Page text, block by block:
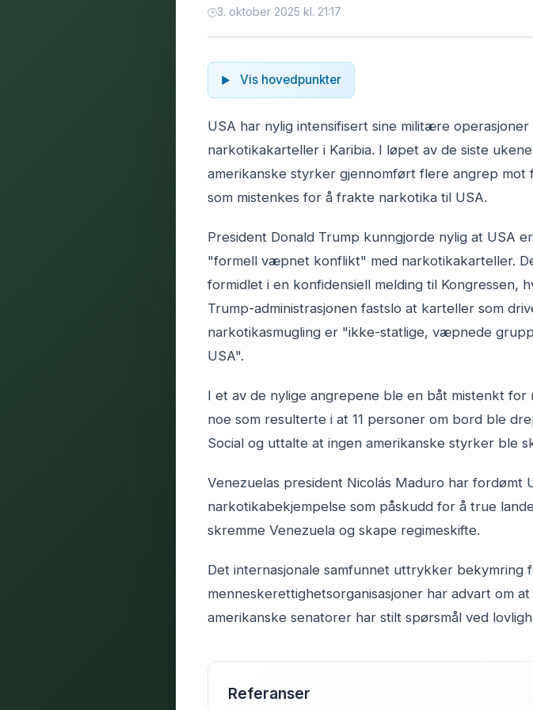
3. oktober 2025 kl. 21:17
Vis hovedpunkter
USA har nylig intensifisert sine militære operasjoner
narkotikakarteller i Karibia. I løpet av de siste
amerikanske styrker gjennomført flere angrep mot
som mistenkes for å frakte narkotika til USA.
President Donald Trump kunngjorde nylig at USA
"formell væpnet konflikt" med narkotikakarteller.
formidlet i en konfidensiell melding til Kongressen,
Trump-administrasjonen fastslo at karteller som
narkotikasmugling er "ikke-statlige, væpnede
USA".
I et av de nylige angrepene ble en båt mistenkt
noe som resulterte i at 11 personer om bord ble
Social og uttalte at ingen amerikanske styrker ble
Venezuelas president Nicolás Maduro har
narkotikabekjempelse som påskudd for å true
skremme Venezuela og skape regimeskifte.
Det internasjonale samfunnet uttrykker bekymring
menneskerettighetsorganisasjoner har advart om
amerikanske senatorer har stilt spørsmål ved
Referanser